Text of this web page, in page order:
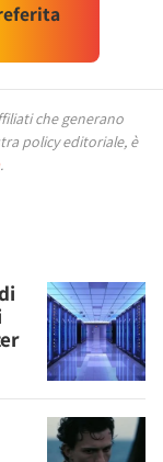
che generano
policy editoriale, è
.